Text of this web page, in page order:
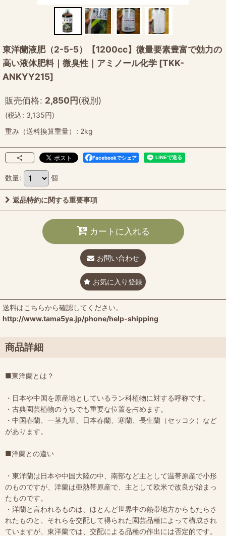
東洋蘭液肥（2-5-5）【1200cc】微量要素豊富で効力の
高い液体肥料｜微臭性｜アミノール化学 [TKK-
ANKYY215]
販売価格: 2,850円(税別)
(税込: 3,135円)
重み（送料換算重量）
: 2kg
Facebookでシェア
数量: 個
返品特約に関する重要事項
カートに入れる
お問い合わせ
お気に入り登録
送料はこちらから確認してください。
http://www.tama5ya.jp/phone/help-shipping
商品詳細
■東洋蘭とは？
・日本や中国を原産地としているラン科植物に対する呼称です。
・古典園芸植物のうちでも重要な位置を占めます。
・中国春蘭、一茎九華、日本春蘭、寒蘭、長生蘭（セッコク）など
があります。
■洋蘭との違い
・東洋蘭は日本や中国大陸の中、南部など主として温帯原産で小形
のものですが、洋蘭は亜熱帯原産で、主として欧米で改良が始まっ
たものです。
・洋蘭と言われるものは、ほとんど世界中の熱帯地方からもたらさ
れたものと、それらを交配して得られた園芸品種によって構成され
ていますが、東洋蘭では、交配による品種の作出には否定的です。